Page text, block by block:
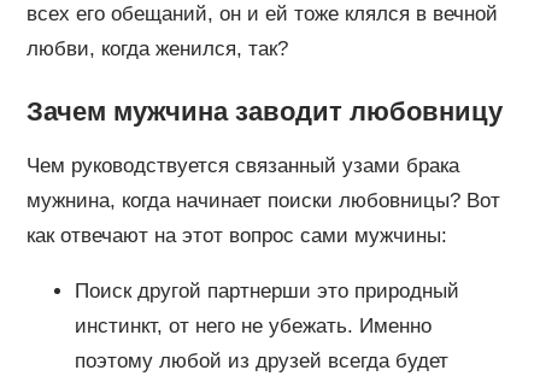
всех его обещаний, он и ей тоже клялся в вечной
любви, когда женился, так?
Зачем мужчина заводит любовницу
Чем руководствуется связанный узами брака
мужнина, когда начинает поиски любовницы? Вот
как отвечают на этот вопрос сами мужчины:
Поиск другой партнерши это природный
инстинкт, от него не убежать. Именно
поэтому любой из друзей всегда будет